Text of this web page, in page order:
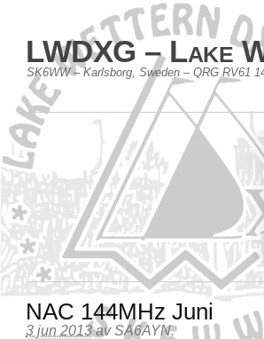
LWDXG – Lake
SK6WW – Karlsborg, Sweden – QRG RV61
NAC 144MHz Juni
3 jun 2013 avSA6AYN.